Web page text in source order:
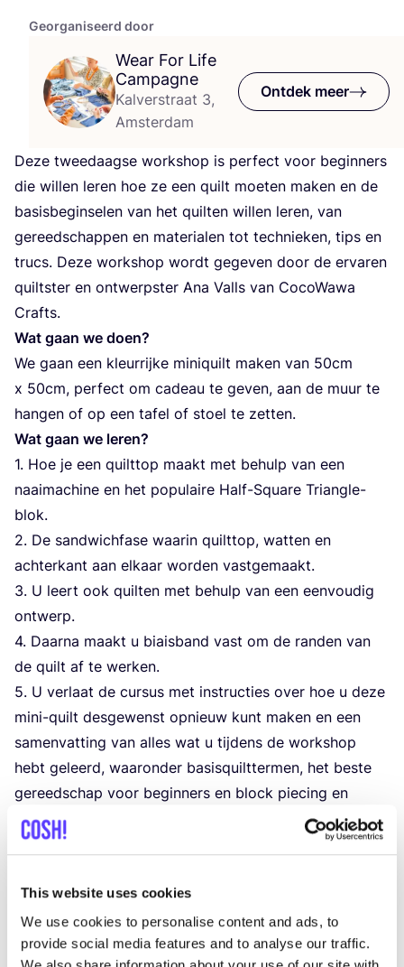
This website uses cookies
We use cookies to personalise content and ads, to
provide social media features and to analyse our traffic.
Georganiseerd door
Wear For Life
Campagne
Kalverstraat 3,
Amsterdam
Ontdek meer
Deze twee­daag­se work­shop is per­fect voor begin­ners
die wil­len leren hoe ze een quilt moe­ten maken en de
basis­be­gin­se­len van het quil­ten wil­len leren, van
gereed­schap­pen en mate­ri­a­len tot tech­nie­ken, tips en
trucs. Deze work­shop wordt gege­ven door de erva­ren
quilt­ster en ont­werp­ster Ana Valls van Coco­Wa­wa
Crafts.
Wat gaan we doen?
We gaan een kleur­rij­ke mini­quilt maken van 50cm
x 50cm, per­fect om cadeau te geven, aan de muur te
han­gen of op een tafel of stoel te zetten.
Wat gaan we leren?
1. Hoe je een quilt­top maakt met behulp van een
naai­ma­chi­ne en het popu­lai­re Half-Squa­re Tri­an­g­le-
blok.
2. De sand­wich­fa­se waar­in quilt­top, wat­ten en
ach­ter­kant aan elkaar wor­den vast­ge­maakt.
3. U leert ook quil­ten met behulp van een een­vou­dig
ont­werp.
4. Daar­na maakt u biais­band vast om de ran­den van
de quilt af te wer­ken.
5. U ver­laat de cur­sus met instruc­ties over hoe u deze
mini-quilt des­ge­wenst opnieuw kunt maken en een
samen­vat­ting van alles wat u tij­dens de work­shop
hebt geleerd, waar­on­der basis­quilt­ter­men, het bes­te
gereed­schap voor begin­ners en block pie­cing en
quilttechnieken.
Mate­ri­a­len
en voor­ge­knipt. Inbe­gre­pen in de cur­sus zijn: stof voor
de quilt­top, de ach­ter­kant van de quilt en de
biais­band, tus­sen­vul­ling voor de quilt, garen, het